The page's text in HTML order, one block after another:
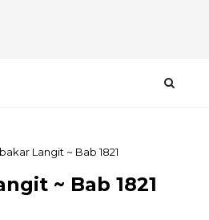
Langit ~ Bab 1821
~ Bab 1821